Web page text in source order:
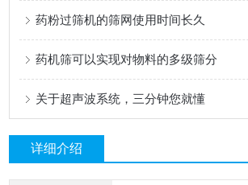
药粉过筛机的筛网使用时间长久
药机筛可以实现对物料的多级筛分
关于超声波系统，三分钟您就懂
详细介绍